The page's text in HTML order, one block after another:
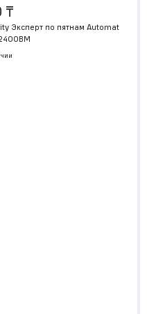
₸
Эксперт по пятнам Automat